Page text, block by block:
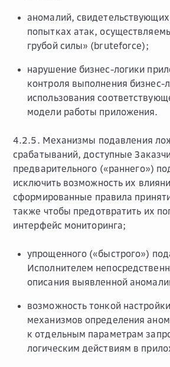
аномалий,
попытках атак,
грубой силы» (bruteforce);
нарушение бизнес-логики
контроля выполнения бизнес-
использования
модели работы приложения.
4.2.5. Механизмы подавления
срабатываний, доступные
предварительного («раннего»)
исключить возможность их
сформированные правила
также чтобы предотвратить их
интерфейс мониторинга;
упрощенного («быстрого»)
Исполнителем
описания выявленной
возможность тонкой
механизмов определения
к отдельным параметрам
логическим действиям в